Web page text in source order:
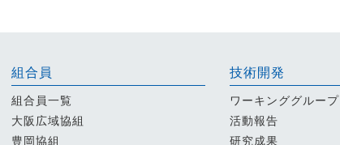
組合員
組合員一覧
大阪広域協組
豊岡協組
技術開発
ワーキンググループ
活動報告
研究成果